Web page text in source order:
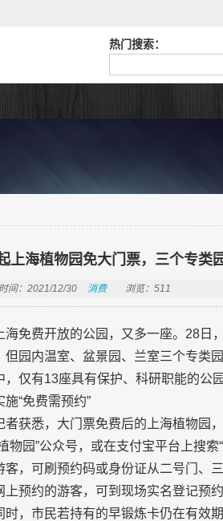
热门搜索：
起上海植物园免大门票，三个专类
间：2021/12/30 消费 浏览：511
上海免费开放的公园，又多一座。28
但园内温室、盆景园、兰室三个专类
，仅有13座具有保护、科研职能的公
施“免费需预约”
者获悉，大门票免费后的上海植物园
物园”公众号，或在支付宝平台上搜
客，可刷预约码或身份证从二号门、
上预约的游客，可到现场实名登记预
时，市民若持有的早锻炼卡仍在有效